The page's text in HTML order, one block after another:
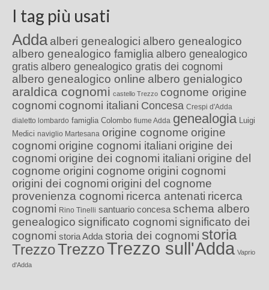
I tag più usati
Adda alberi genealogici albero genealogico
albero genealogico famiglia albero genealogico
gratis albero genealogico gratis dei cognomi
albero genealogico online albero genialogico
araldica cognomi castello Trezzo cognome origine
cognomi cognomi italiani Concesa Crespi d'Adda
dialetto lombardo famiglia Colombo fiume Adda genealogia Luigi
Medici naviglio Martesana origine cognome origine
cognomi origine cognomi italiani origine dei
cognomi origine dei cognomi italiani origine del
cognome origini cognome origini cognomi
origini dei cognomi origini del cognome
provenienza cognomi ricerca antenati ricerca
cognomi Rino Tinelli santuario concesa schema albero
genealogico significato cognomi significato dei
cognomi storia Adda storia dei cognomi storia
TrezzoTrezzoTrezzo sull'Adda Vaprio
d'Adda